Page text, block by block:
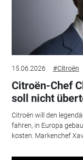
15.06.2026 #Citroën
Citroën-Chef
soll nicht
Citroën will den
fahren, in Europa
kosten. Markenchef